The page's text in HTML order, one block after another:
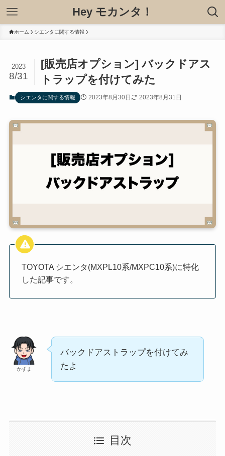
Hey モカンタ！
ホーム シエンタに関する情報
[販売店オプション] バックドアス
トラップを付けてみた
2023
8/31
シエンタに関する情報 2023年8月30日 2023年8月31日
TOYOTA シエンタ(MXPL10系/MXPC10系)に特化
した記事です。
かずま
バックドアストラップを付けてみ
たよ
目次